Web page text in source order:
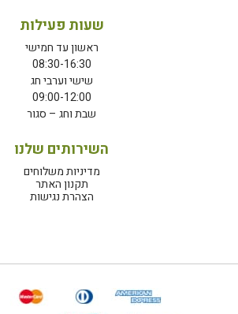
שעות פעילות
ראשון עד חמישי
08:30-16:30
שישי וערבי חג
09:00-12:00
שבת וחג – סגור
השירותים שלנו
מדיניות משלוחים
תקנון האתר
הצהרת נגישות